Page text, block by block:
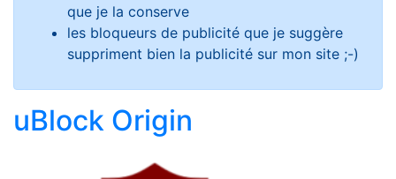
que je la conserve
les bloqueurs de publicité que je suggère
suppriment bien la publicité sur mon site ;-)
uBlock Origin